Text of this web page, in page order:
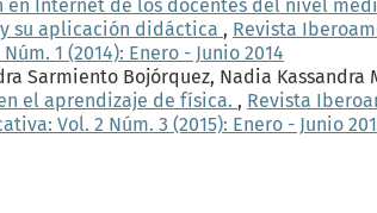
en Internet de los docentes del nivel
su aplicación didáctica , Revista
1 (2014): Enero - Junio 2014
Sarmiento Bojórquez, Nadia Kassandra
el aprendizaje de física. , Revista
Vol. 2 Núm. 3 (2015): Enero - Junio